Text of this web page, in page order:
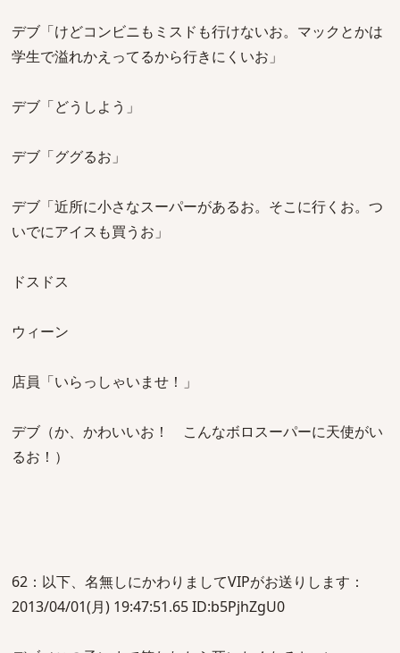
デブ「けどコンビニもミスドも行けないお。マックとかは
学生で溢れかえってるから行きにくいお」
デブ「どうしよう」
デブ「ググるお」
デブ「近所に小さなスーパーがあるお。そこに行くお。つ
いでにアイスも買うお」
ドスドス
ウィーン
店員「いらっしゃいませ！」
デブ（か、かわいいお！ こんなボロスーパーに天使がい
るお！）
62：以下、名無しにかわりましてVIPがお送りします：
2013/04/01(月) 19:47:51.65 ID:b5PjhZgU0